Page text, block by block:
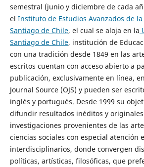
semestral (junio y diciembre de cada
el Instituto de Estudios Avanzados de
Santiago de Chile, el cual se aloja en la
Santiago de Chile, institución de
con una tradición desde 1849 en las
escritos cuentan con acceso abierto a
publicación, exclusivamente en línea,
Journal Source (OJS) y pueden ser
inglés y portugués. Desde 1999 su
difundir resultados inéditos y
investigaciones provenientes de las
ciencias sociales con especial atención
interdisciplinarios, donde convergen
políticas, artísticas, filosóficas, que